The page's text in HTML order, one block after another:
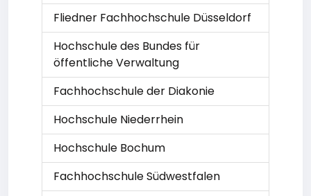
Fliedner Fachhochschule Düsseldorf
Hochschule des Bundes für
öffentliche Verwaltung
Fachhochschule der Diakonie
Hochschule Niederrhein
Hochschule Bochum
Fachhochschule Südwestfalen